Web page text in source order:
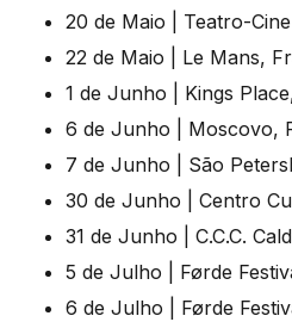
20 de Maio | Teatro-
22 de Maio | Le Mans,
1 de Junho | Kings
6 de Junho | Moscovo,
7 de Junho | São
30 de Junho | Centro
31 de Junho | C.C.C.
5 de Julho | Førde
6 de Julho | Førde